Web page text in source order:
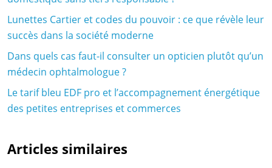
Lunettes Cartier et codes du pouvoir : ce que révèle leur
succès dans la société moderne
Dans quels cas faut-il consulter un opticien plutôt qu’un
médecin ophtalmologue ?
Le tarif bleu EDF pro et l’accompagnement énergétique
des petites entreprises et commerces
Articles similaires